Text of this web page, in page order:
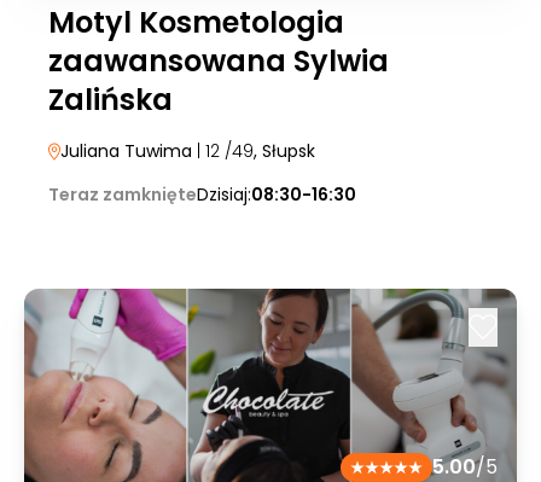
Motyl Kosmetologia
zaawansowana Sylwia
Zalińska
Juliana Tuwima | 12 /49, Słupsk
Teraz zamknięteDzisiaj:08:30-16:30
5.00/5